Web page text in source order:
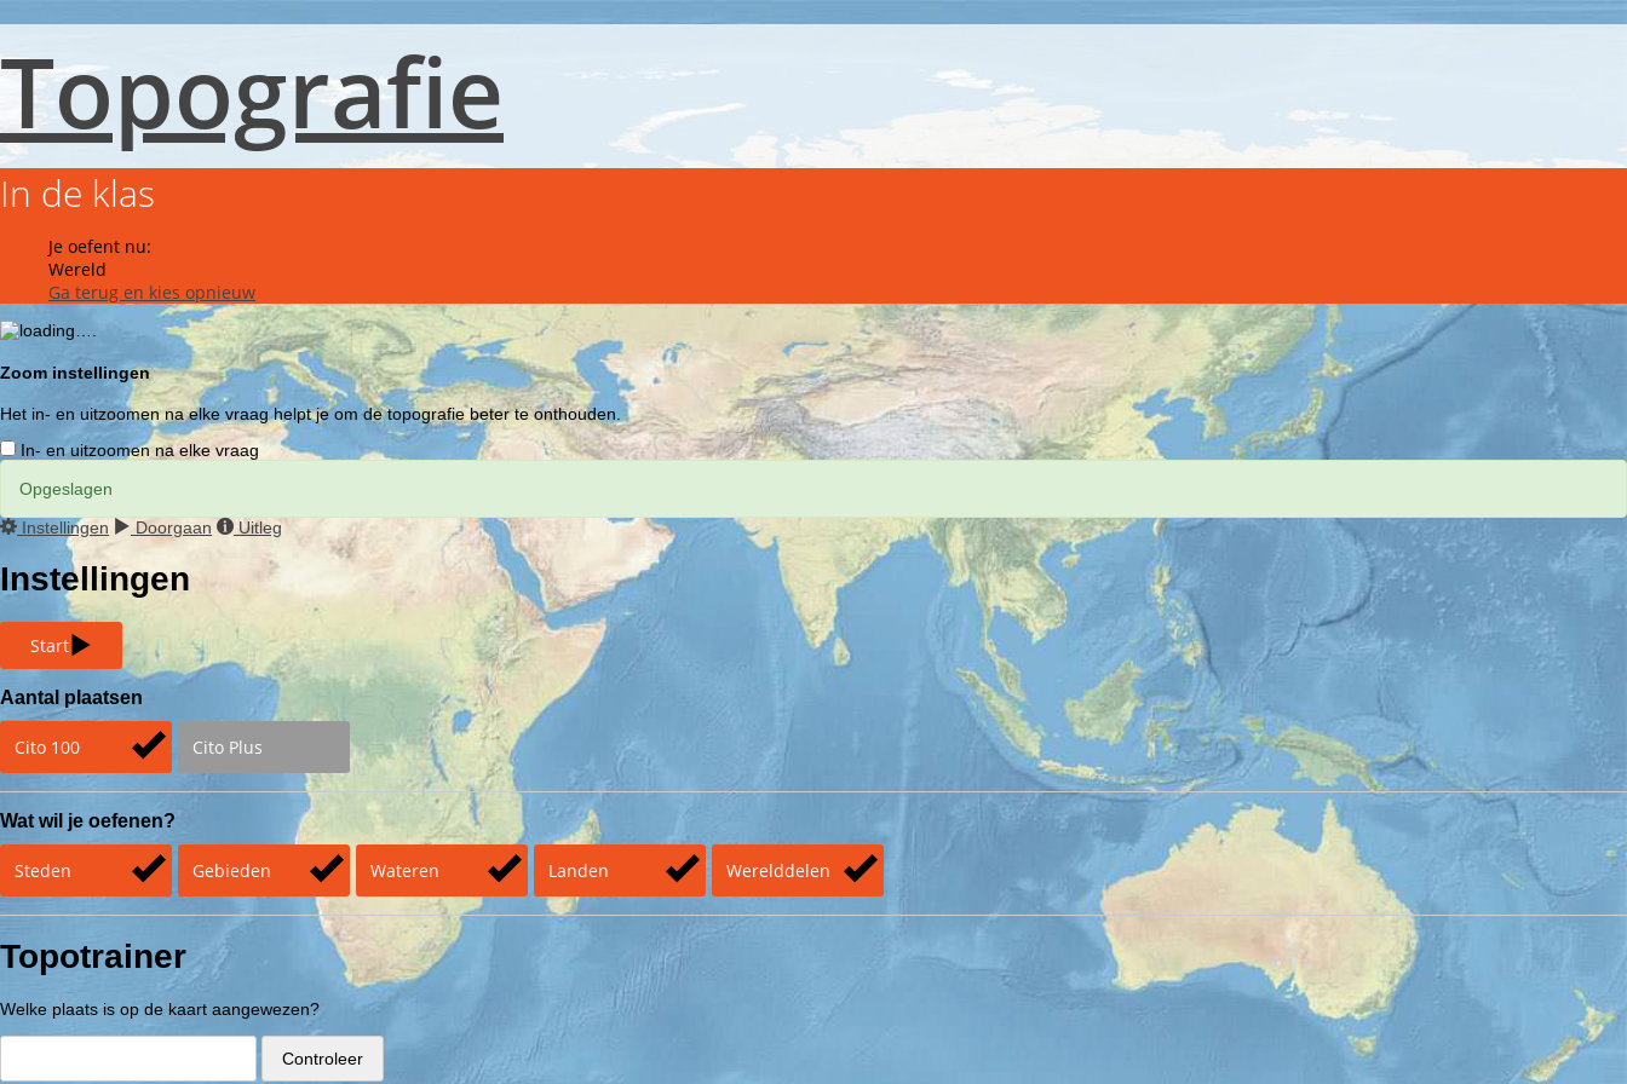
Topografie
In de klas
Je oefent nu:
Wereld
Ga terug en kies opnieuw
Zoom instellingen
Het in- en uitzoomen na elke vraag helpt je om de topografie beter te onthouden.
In- en uitzoomen na elke vraag
Opgeslagen
Instellingen
Doorgaan Uitleg
Instellingen
Start
Aantal plaatsen
Cito 100 Cito Plus
Wat wil je oefenen?
Steden Gebieden Wateren Landen Werelddelen
Topotrainer
Welke plaats is op de kaart aangewezen?